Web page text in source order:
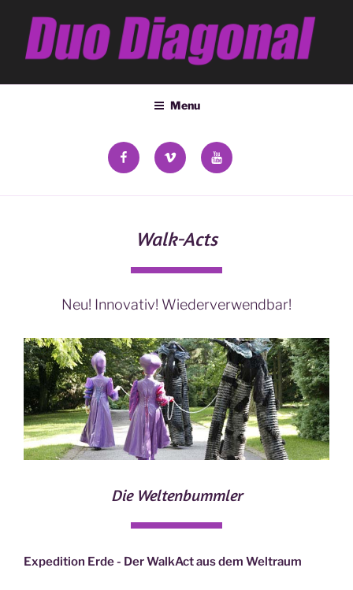
content
DUO DIAGONAL
Menu
facebookvimeo YouTube
Walk-Acts
Neu! Innovativ! Wiederverwendbar!
Die Weltenbummler
Expedition Erde - Der WalkAct aus dem Weltraum